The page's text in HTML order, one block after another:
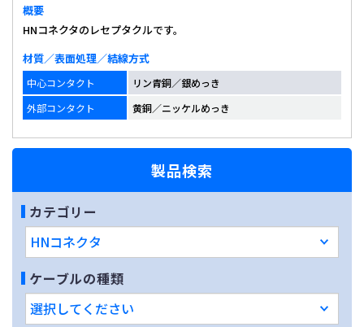
概要
HNコネクタのレセプタクルです。
材質／表面処理／結線方式
中心コンタクト
リン青銅／銀めっき
外部コンタクト
黄銅／ニッケルめっき
製品検索
カテゴリー
ケーブルの種類